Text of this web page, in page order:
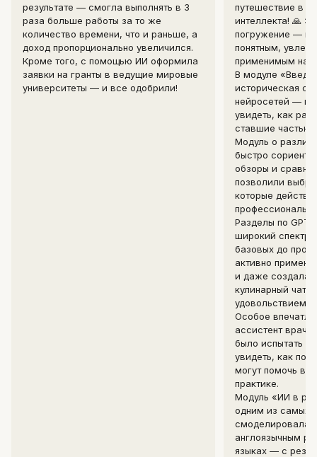
результате — смогла выполнять в 3
раза больше работы за то же
количество времени, что и раньше, а
доход пропорционально увеличился.
Кроме того, с помощью ИИ оформила
заявки на гранты в ведущие мировые
университеты — и все одобрили!
путешествие в
интеллекта! 🙏
погружение —
понятным,
применимым на
В модуле
историческая
нейросетей —
увидеть, как
ставшие частью
Модуль о
быстро
обзоры и
позволили
которые
Разделы по GPT-
широкий спектр
базовых до
активно
и даже создала
кулинарный чат,
удовольствием
Особое
ассистент
было испытать
увидеть, как
могут помочь в
практике.
Модуль «ИИ в
одним из самых
смоделировала
англоязычным
языках — с